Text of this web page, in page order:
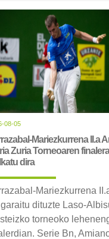
08-05
Mariezkurrena II.a
Zuria Torneoaren finalera
dira
Mariezkurrena
dituzte Laso-
torneoko
Serie Bn,